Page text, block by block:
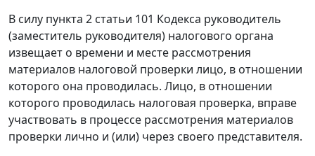
В силу пункта 2 статьи 101 Кодекса руководитель
(заместитель руководителя) налогового органа
извещает о времени и месте рассмотрения
материалов налоговой проверки лицо, в отношении
которого она проводилась. Лицо, в отношении
которого проводилась налоговая проверка, вправе
участвовать в процессе рассмотрения материалов
проверки лично и (или) через своего представителя.